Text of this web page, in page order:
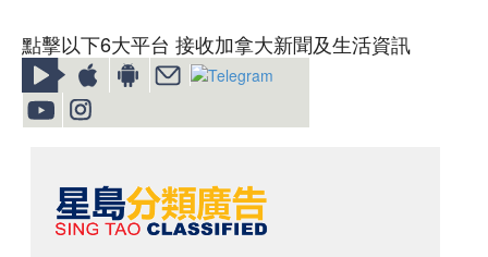
點擊以下6大平台 接收加拿大新聞及生活資訊